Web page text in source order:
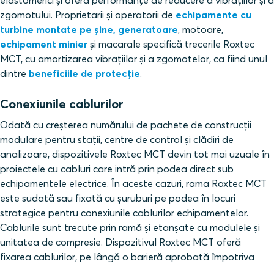
zgomotului. Proprietarii și operatorii de echipamente cu
turbine montate pe șine, generatoare, motoare,
echipament minier și macarale specifică trecerile Roxtec
MCT, cu amortizarea vibrațiilor și a zgomotelor, ca fiind unul
dintre beneficiile de protecție.
Conexiunile cablurilor
Odată cu creșterea numărului de pachete de construcții
modulare pentru stații, centre de control și clădiri de
analizoare, dispozitivele Roxtec MCT devin tot mai uzuale în
proiectele cu cabluri care intră prin podea direct sub
echipamentele electrice. În aceste cazuri, rama Roxtec MCT
este sudată sau fixată cu șuruburi pe podea în locuri
strategice pentru conexiunile cablurilor echipamentelor.
Cablurile sunt trecute prin ramă și etanșate cu modulele și
unitatea de compresie. Dispozitivul Roxtec MCT oferă
fixarea cablurilor, pe lângă o barieră aprobată împotriva